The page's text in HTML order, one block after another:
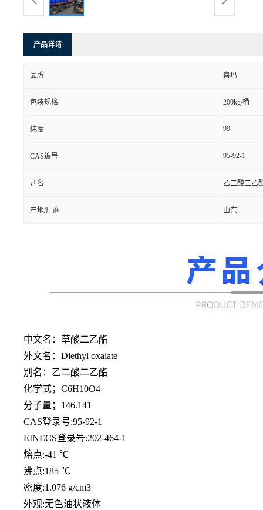
产品详请
品牌 喜玛
包装规格 200kg/桶
纯度 99
CAS编号 95-92-1
别名 乙二酸二乙
产地/厂商 山东
中文名：草酸二乙酯
外文名： Diethyl oxalate
别名：乙二酸二乙酯
化学式； C6H10O4
分子量； 146.141
CAS登录号:95-92-1
EINECS登录号:202-464-1
熔点:-41 ℃
沸点:185 ℃
密度:1.076 g/cm3
外观:无色油状液体